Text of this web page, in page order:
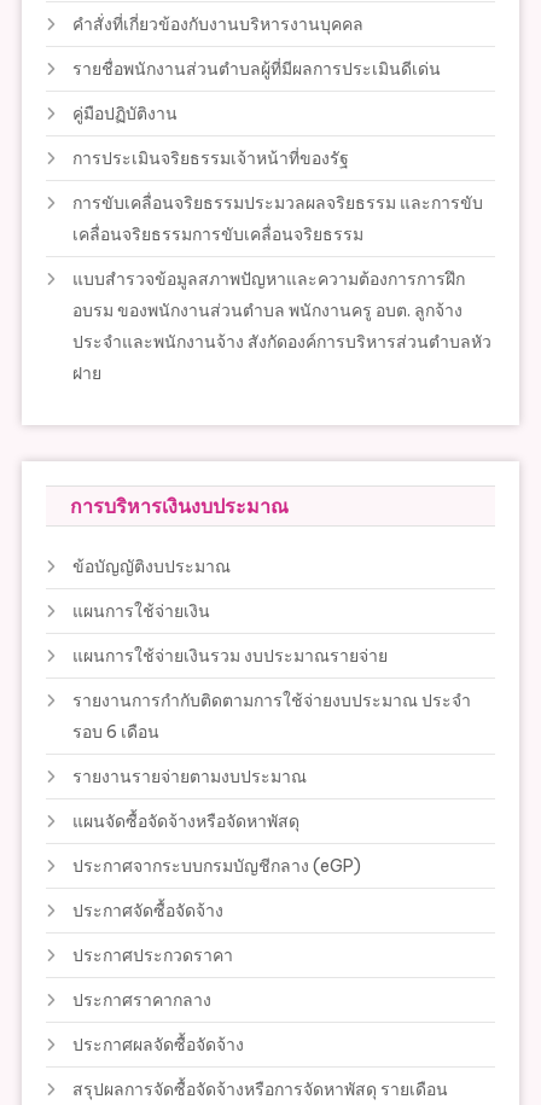
คำสั่งที่เกี่ยวข้องกับงานบริหารงานบุคคล
รายชื่อพนักงานส่วนตำบลผู้ที่มีผลการประเมินดีเด่น
คู่มือปฏิบัติงาน
การประเมินจริยธรรมเจ้าหน้าที่ของรัฐ
การขับเคลื่อนจริยธรรมประมวลผลจริยธรรม และการขับ
เคลื่อนจริยธรรมการขับเคลื่อนจริยธรรม
แบบสำรวจข้อมูลสภาพปัญหาและความต้องการการฝึก
อบรม ของพนักงานส่วนตำบล พนักงานครู อบต. ลูกจ้าง
ประจำและพนักงานจ้าง สังกัดองค์การบริหารส่วนตำบลหัว
ฝาย
การบริหารเงินงบประมาณ
ข้อบัญญัติงบประมาณ
แผนการใช้จ่ายเงิน
แผนการใช้จ่ายเงินรวม งบประมาณรายจ่าย
รายงานการกำกับติดตามการใช้จ่ายงบประมาณ ประจำ
รอบ 6 เดือน
รายงานรายจ่ายตามงบประมาณ
แผนจัดซื้อจัดจ้างหรือจัดหาพัสดุ
ประกาศจากระบบกรมบัญชีกลาง (eGP)
ประกาศจัดซื้อจัดจ้าง
ประกาศประกวดราคา
ประกาศราคากลาง
ประกาศผลจัดซื้อจัดจ้าง
สรุปผลการจัดซื้อจัดจ้างหรือการจัดหาพัสดุ รายเดือน